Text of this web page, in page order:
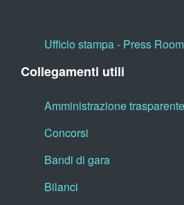
Ufficio stampa - Press Room
Collegamenti utili
Amministrazione trasparente
Concorsi
Bandi di gara
Bilanci